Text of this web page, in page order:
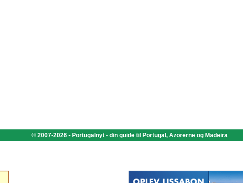
© 2007-2026 - Portugalnyt - din guide til Portugal, Azorerne og Madeira